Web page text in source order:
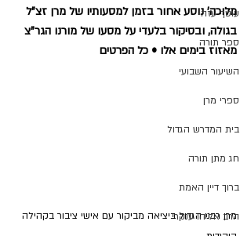
עוטף עזה
ספר תורה
השיעור השבועי
ספרי מרן
בית המדרש הגדול
חג מתן תורה
ברוך דיין האמת
הרב אליהו ענקרי
מלוכה' נוסע אחור בזמן למסעותיו של מרן זצ"ל
בגולה, ובסיקור בלעדי על מסעו של מורנו הגר"צ
מאזוז בימים אלו • כל הפרטים
מרן רבנו הגדול ביציאה מביקור עם אישי ציבור בקהילה